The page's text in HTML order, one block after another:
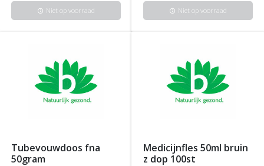
info Niet op voorraad info Niet op voorraad
tubevouwdoos fna
50gram
medicijnfles 50ml bruin
z dop 100st